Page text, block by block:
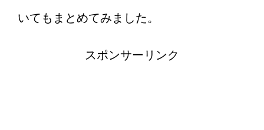
いてもまとめてみました。
スポンサーリンク